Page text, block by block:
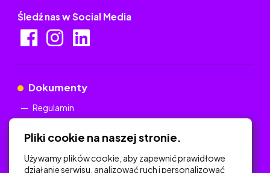
Śledź nas w Social Media
Dokumenty
Regulamin
Pliki cookie na naszej stronie.
Używamy plików cookie, aby zapewnić prawidłowe
działanie serwisu, analizować ruch i personalizować